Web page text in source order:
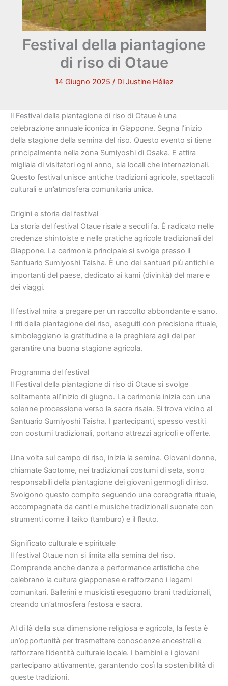
Festival della piantagione
di riso di Otaue
14 Giugno 2025 / Di Justine Héliez
Il Festival della piantagione di riso di Otaue è una
celebrazione annuale iconica in Giappone. Segna l’inizio
della stagione della semina del riso. Questo evento si tiene
principalmente nella zona Sumiyoshi di Osaka. E attira
migliaia di visitatori ogni anno, sia locali che internazionali.
Questo festival unisce antiche tradizioni agricole, spettacoli
culturali e un’atmosfera comunitaria unica.
Origini e storia del festival
La storia del festival Otaue risale a secoli fa. È radicato nelle
credenze shintoiste e nelle pratiche agricole tradizionali del
Giappone. La cerimonia principale si svolge presso il
Santuario Sumiyoshi Taisha. È uno dei santuari più antichi e
importanti del paese, dedicato ai kami (divinità) del mare e
dei viaggi.
Il festival mira a pregare per un raccolto abbondante e sano.
I riti della piantagione del riso, eseguiti con precisione rituale,
simboleggiano la gratitudine e la preghiera agli dei per
garantire una buona stagione agricola.
Programma del festival
Il Festival della piantagione di riso di Otaue si svolge
solitamente all’inizio di giugno. La cerimonia inizia con una
solenne processione verso la sacra risaia. Si trova vicino al
Santuario Sumiyoshi Taisha. I partecipanti, spesso vestiti
con costumi tradizionali, portano attrezzi agricoli e offerte.
Una volta sul campo di riso, inizia la semina. Giovani donne,
chiamate Saotome, nei tradizionali costumi di seta, sono
responsabili della piantagione dei giovani germogli di riso.
Svolgono questo compito seguendo una coreografia rituale,
accompagnata da canti e musiche tradizionali suonate con
strumenti come il taiko (tamburo) e il flauto.
Significato culturale e spirituale
Il festival Otaue non si limita alla semina del riso.
Comprende anche danze e performance artistiche che
celebrano la cultura giapponese e rafforzano i legami
comunitari. Ballerini e musicisti eseguono brani tradizionali,
creando un’atmosfera festosa e sacra.
Al di là della sua dimensione religiosa e agricola, la festa è
un’opportunità per trasmettere conoscenze ancestrali e
rafforzare l’identità culturale locale. I bambini e i giovani
partecipano attivamente, garantendo così la sostenibilità di
queste tradizioni.